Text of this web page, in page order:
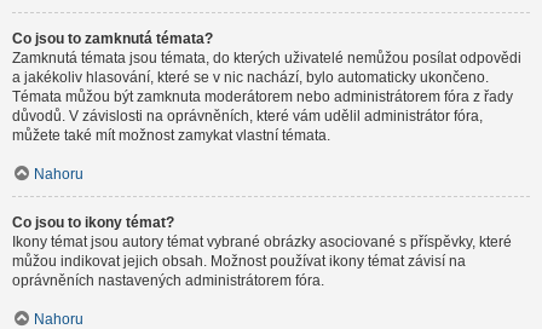
Co jsou to zamknutá témata?
Zamknutá témata jsou témata, do kterých uživatelé nemůžou posílat odpovědi
a jakékoliv hlasování, které se v nic nachází, bylo automaticky ukončeno.
Témata můžou být zamknuta moderátorem nebo administrátorem fóra z řady
důvodů. V závislosti na oprávněních, které vám udělil administrátor fóra,
můžete také mít možnost zamykat vlastní témata.
Nahoru
Co jsou to ikony témat?
Ikony témat jsou autory témat vybrané obrázky asociované s příspěvky, které
můžou indikovat jejich obsah. Možnost používat ikony témat závisí na
oprávněních nastavených administrátorem fóra.
Nahoru